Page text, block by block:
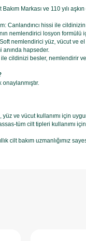
Markası ve 110 yılı
Canlandırıcı hissi ile
nemlendirici losyon
nemlendirici yüz, vücut ve
anında hapseder.
cildinizi besler, nemlendirir
ve vücut kullanımı için
tüm cilt tipleri kullanımı
cilt bakım uzmanlığımız